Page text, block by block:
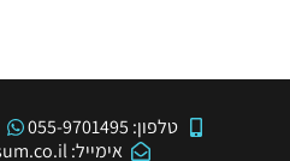
טלפון: 055-9701495
אימייל: info@clickpirsum.co.il